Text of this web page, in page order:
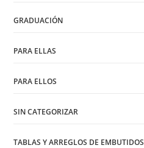
GRADUACIÓN
PARA ELLAS
PARA ELLOS
SIN CATEGORIZAR
TABLAS Y ARREGLOS DE EMBUTIDOS